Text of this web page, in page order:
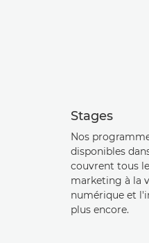
Stages
Nos
disponibles
couvrent tous
marketing à la
numérique et
plus encore.